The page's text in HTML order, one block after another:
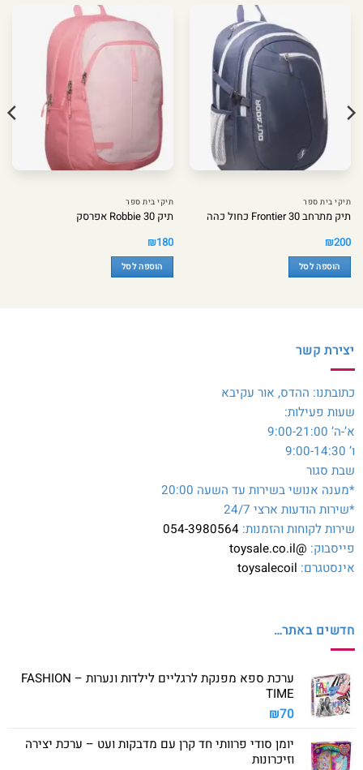
תיקי בית ספר
תיק מתרחב Frontier 30 כחול כהה
₪200
הוספה לסל
תיקי בית ספר
תיק Robbie 30 אפרסק
₪180
הוספה לסל
יצירת קשר
כתובתנו: ההדס, אור עקיבא
שעות פעילות:
א’-ה’ 9:00-21:00
ו’ 9:00-14:30
שבת סגור
*מענה אנושי בשירות עד השעה 20:00
*שירות הודעות ארצי 24/7
שירות לקוחות והזמנות: 054-3980564
פייסבוק: @toysale.co.il
אינסטגרם: toysalecoil
חדשים באתר…
ערכת ספא מפנקת לרגליים לילדות ונערות – FASHION
TIME
₪70
יומן סודי פרוותי חד קרן עם מדבקות ועט – ערכת יצירה
וזיכרונות